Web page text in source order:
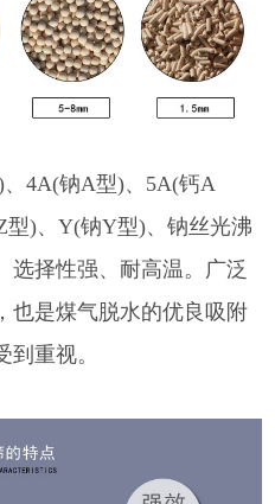
4A(钠A型)、5A(钙A
型)、Y(钠Y型)、钠丝光沸
选择性强、耐高温。广泛
也是煤气脱水的优良吸附
重视。